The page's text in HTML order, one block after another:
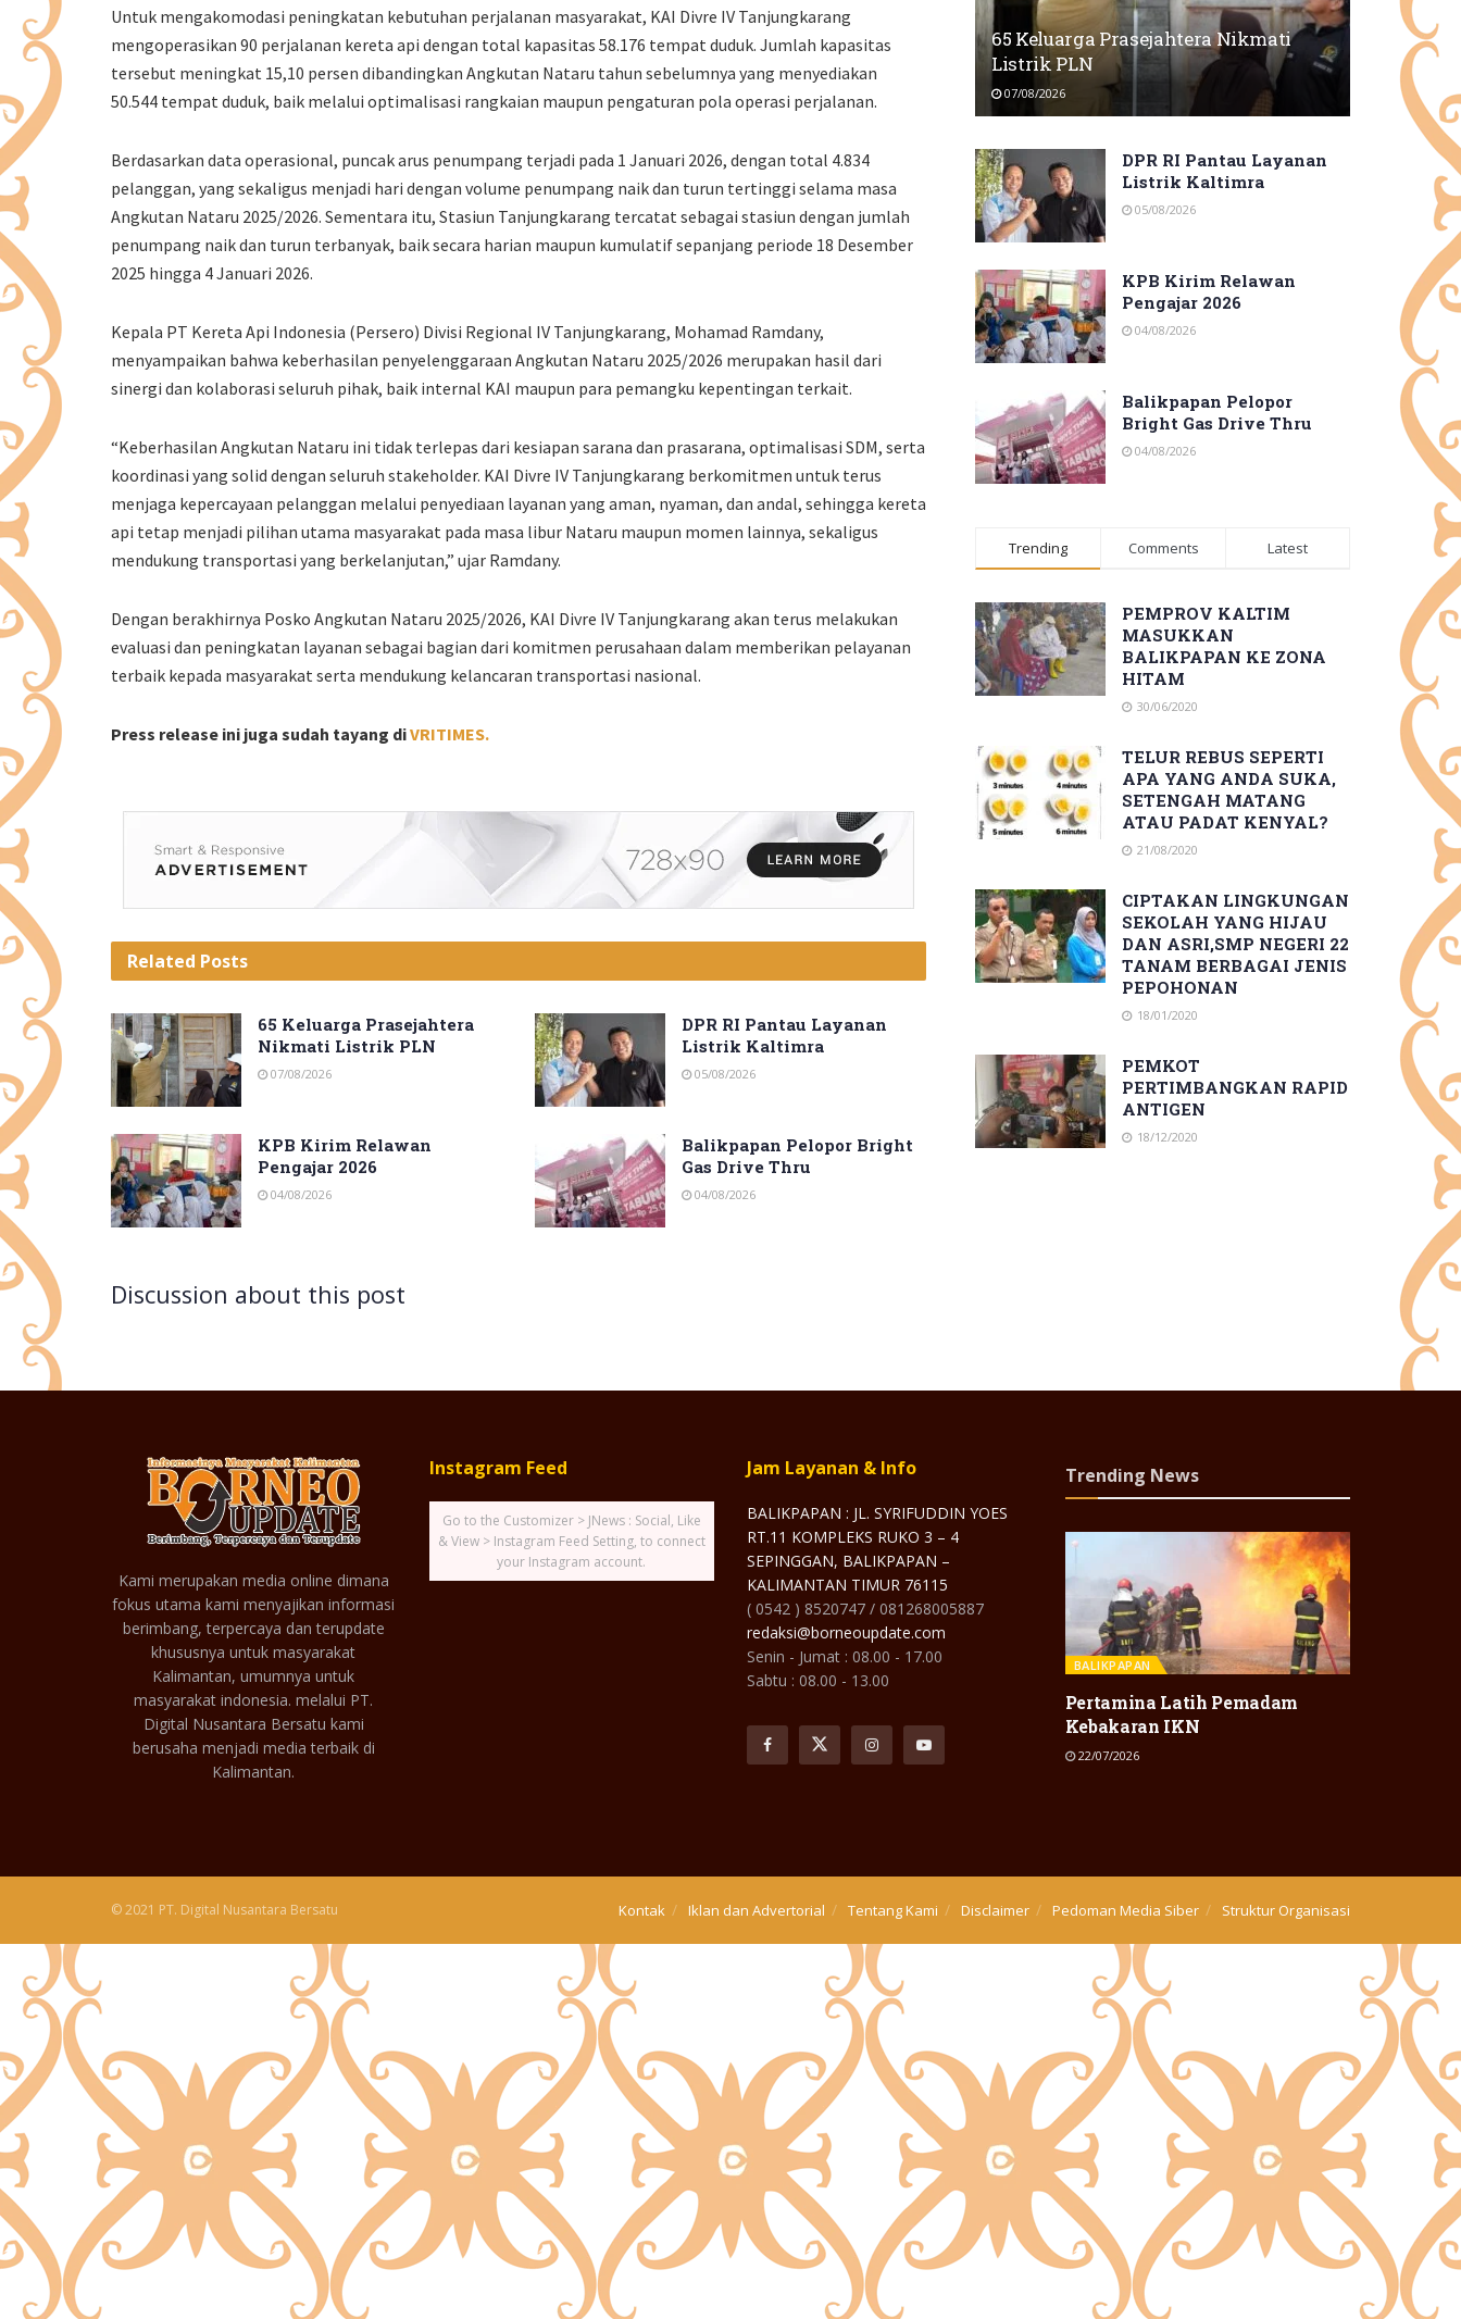
Untuk mengakomodasi peningkatan kebutuhan perjalanan masyarakat, KAI Divre IV Tanjungkarang
mengoperasikan 90 perjalanan kereta api dengan total kapasitas 58.176 tempat duduk. Jumlah kapasitas
tersebut meningkat 15,10 persen dibandingkan Angkutan Nataru tahun sebelumnya yang menyediakan
50.544 tempat duduk, baik melalui optimalisasi rangkaian maupun pengaturan pola operasi perjalanan.
Berdasarkan data operasional, puncak arus penumpang terjadi pada 1 Januari 2026, dengan total 4.834
pelanggan, yang sekaligus menjadi hari dengan volume penumpang naik dan turun tertinggi selama masa
Angkutan Nataru 2025/2026. Sementara itu, Stasiun Tanjungkarang tercatat sebagai stasiun dengan jumlah
penumpang naik dan turun terbanyak, baik secara harian maupun kumulatif sepanjang periode 18 Desember
2025 hingga 4 Januari 2026.
Kepala PT Kereta Api Indonesia (Persero) Divisi Regional IV Tanjungkarang, Mohamad Ramdany,
menyampaikan bahwa keberhasilan penyelenggaraan Angkutan Nataru 2025/2026 merupakan hasil dari
sinergi dan kolaborasi seluruh pihak, baik internal KAI maupun para pemangku kepentingan terkait.
“Keberhasilan Angkutan Nataru ini tidak terlepas dari kesiapan sarana dan prasarana, optimalisasi SDM, serta
koordinasi yang solid dengan seluruh stakeholder. KAI Divre IV Tanjungkarang berkomitmen untuk terus
menjaga kepercayaan pelanggan melalui penyediaan layanan yang aman, nyaman, dan andal, sehingga kereta
api tetap menjadi pilihan utama masyarakat pada masa libur Nataru maupun momen lainnya, sekaligus
mendukung transportasi yang berkelanjutan,” ujar Ramdany.
Dengan berakhirnya Posko Angkutan Nataru 2025/2026, KAI Divre IV Tanjungkarang akan terus melakukan
evaluasi dan peningkatan layanan sebagai bagian dari komitmen perusahaan dalam memberikan pelayanan
terbaik kepada masyarakat serta mendukung kelancaran transportasi nasional.
Press release ini juga sudah tayang diVRITIMES.
Related Posts
65 Keluarga Prasejahtera
Nikmati Listrik PLN
07/08/2026
DPR RI Pantau Layanan
Listrik Kaltimra
05/08/2026
KPB Kirim Relawan
Pengajar 2026
04/08/2026
Balikpapan Pelopor Bright
Gas Drive Thru
04/08/2026
Discussion about this post
65 Keluarga Prasejahtera Nikmati
Listrik PLN
07/08/2026
DPR RI Pantau Layanan
Listrik Kaltimra
05/08/2026
KPB Kirim Relawan
Pengajar 2026
04/08/2026
Balikpapan Pelopor
Bright Gas Drive Thru
04/08/2026
Trending Comments Latest
PEMPROV KALTIM
MASUKKAN
BALIKPAPAN KE ZONA
HITAM
30/06/2020
TELUR REBUS SEPERTI
APA YANG ANDA SUKA,
SETENGAH MATANG
ATAU PADAT KENYAL?
21/08/2020
CIPTAKAN LINGKUNGAN
SEKOLAH YANG HIJAU
DAN ASRI,SMP NEGERI 22
TANAM BERBAGAI JENIS
PEPOHONAN
18/01/2020
PEMKOT
PERTIMBANGKAN RAPID
ANTIGEN
18/12/2020
Kami merupakan media online dimana
fokus utama kami menyajikan informasi
berimbang, terpercaya dan terupdate
khususnya untuk masyarakat
Kalimantan, umumnya untuk
masyarakat indonesia. melalui PT.
Digital Nusantara Bersatu kami
berusaha menjadi media terbaik di
Kalimantan.
Instagram Feed
Go to the Customizer > JNews : Social, Like
& View > Instagram Feed Setting, to connect
your Instagram account.
Jam Layanan & Info
BALIKPAPAN : JL. SYRIFUDDIN YOES
RT.11 KOMPLEKS RUKO 3 – 4
SEPINGGAN, BALIKPAPAN –
KALIMANTAN TIMUR 76115
( 0542 ) 8520747 / 081268005887
redaksi@borneoupdate.com
Senin - Jumat : 08.00 - 17.00
Sabtu : 08.00 - 13.00
Trending News
BALIKPAPAN
Pertamina Latih Pemadam
Kebakaran IKN
22/07/2026
Kontak Iklan dan Advertorial Tentang Kami Disclaimer Pedoman Media Siber Struktur Organisasi
© 2021 PT. Digital Nusantara Bersatu